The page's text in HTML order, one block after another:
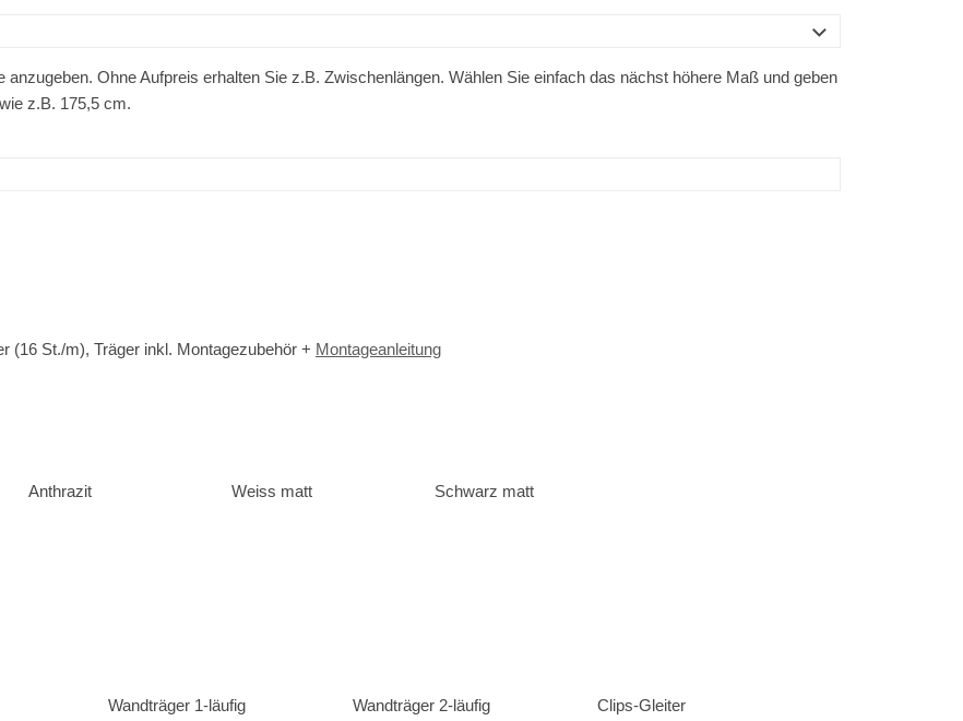
Ohne Aufpreis erhalten Sie z.B. Zwischenlängen. Wählen Sie einfach das nächst höhere Maß und geben
z.B. 175,5 cm.
(16 St./m), Träger inkl. Montagezubehör + Montageanleitung
Anthrazit Weiss matt Schwarz matt
Wandträger 1-läufig Wandträger 2-läufig Clips-Gleiter